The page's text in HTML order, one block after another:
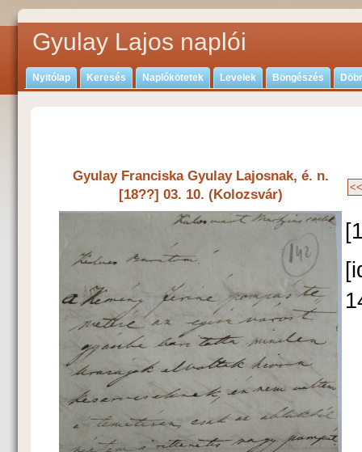
Gyulay Lajos naplói
Nyitólap Keresés Naplókötetek Levelek Böngészés
Gyulay Franciska Gyulay Lajosnak, é. n.
[18??] 03. 10. (Kolozsvár)